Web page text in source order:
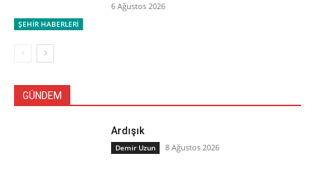
ŞEHİR HABERLERİ
6 Ağustos 2026
GÜNDEM
Ardışık
Demir Uzun 8 Ağustos 2026